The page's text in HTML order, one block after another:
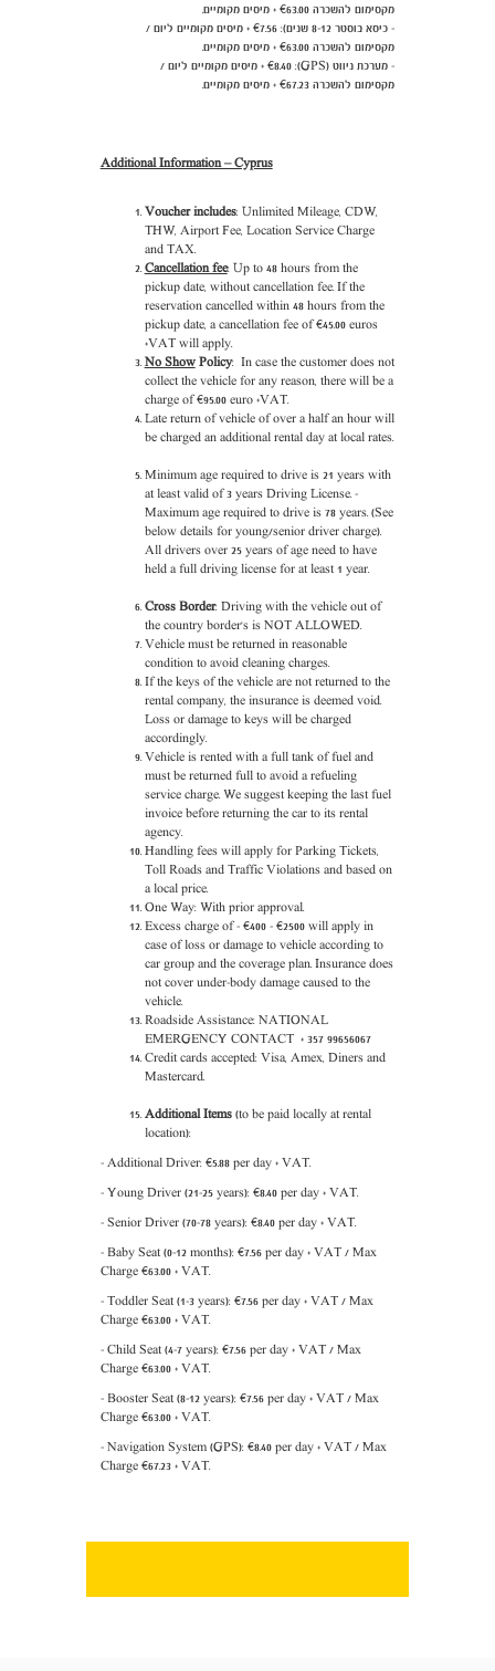
מקסימום להשכרה €63.00 + מיסים מקומיים.
- כיסא בוסטר 8-12 שנים):
€7.56
+ מיסים מקומיים ליום /
מקסימום להשכרה €63.00 + מיסים מקומיים.
- מערכת ניווט (GPS):
€8.40
+ מיסים מקומיים ליום /
מקסימום להשכרה €67.23 + מיסים מקומיים.
Additional Information – Cyprus
Voucher includes: Unlimited Mileage, CDW,
THW, Airport Fee, Location Service Charge
and TAX.
Cancellation fee: Up to 48 hours from the
pickup date, without cancellation fee. If the
reservation cancelled within 48 hours from the
pickup date, a cancellation fee of €45.00 euros
+VAT will apply.
No ShowPolicy: In case the customer does not
collect the vehicle for any reason, there will be a
charge of €95.00 euro +VAT.
Late return of vehicle of over a half an hour will
be charged an additional rental day at local rates.
Minimum age required to drive is 21 years with
at least valid of 3 years Driving License. -
Maximum age required to drive is 78 years. (See
below details for young/senior driver charge).
All drivers over 25 years of age need to have
held a full driving license for at least 1 year.
Cross Border: Driving with the vehicle out of
the country border's is NOT ALLOWED.
Vehicle must be returned in reasonable
condition to avoid cleaning charges.
If the keys of the vehicle are not returned to the
rental company, the insurance is deemed void.
Loss or damage to keys will be charged
accordingly.
Vehicle is rented with a full tank of fuel and
must be returned full to avoid a refueling
service charge. We suggest keeping the last fuel
invoice before returning the car to its rental
agency.
Handling fees will apply for Parking Tickets,
Toll Roads and Traffic Violations and based on
a local price.
One Way: With prior approval.
Excess charge of - €400 - €2500 will apply in
case of loss or damage to vehicle according to
car group and the coverage plan. Insurance does
not cover under-body damage caused to the
vehicle.
Roadside Assistance: NATIONAL
EMERGENCY CONTACT + 357 99656067
Credit cards accepted: Visa, Amex, Diners and
Mastercard.
Additional Items(to be paid locally at rental
location):
- Additional Driver: €5.88 per day + VAT.
- Young Driver (21-25 years): €8.40 per day + VAT.
- Senior Driver (70-78 years): €8.40 per day + VAT.
- Baby Seat (0-12 months): €7.56 per day + VAT / Max
Charge €63.00 + VAT.
- Toddler Seat (1-3 years): €7.56 per day + VAT / Max
Charge €63.00 + VAT.
- Child Seat (4-7 years): €7.56 per day + VAT / Max
Charge €63.00 + VAT.
- Booster Seat (8-12 years): €7.56 per day + VAT / Max
Charge €63.00 + VAT.
- Navigation System (GPS): €8.40 per day + VAT / Max
Charge €67.23 + VAT.